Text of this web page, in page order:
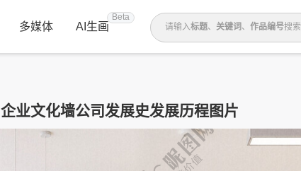
多媒体 AI生画
Beta
请输入标题、 关键词 、 作品编号搜索
企业文化墙公司发展史发展历程图片